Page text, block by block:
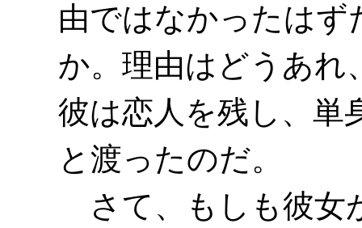
由ではなかったはず
か。理由はどうあれ
彼は恋人を残し、単
と渡ったのだ。
さて、もしも彼女